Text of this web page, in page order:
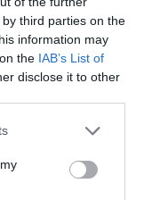
third parties on the
information may
the IAB’s List of
disclose it to other
convierten en uno
de acercar
y generar
el farmacéutico